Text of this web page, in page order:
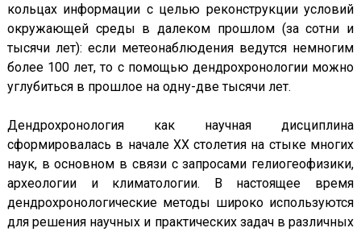
кольцах информации с целью реконструкции условий
окружающей среды в далеком прошлом (за сотни и
тысячи лет): если метеонаблюдения ведутся немногим
более 100 лет, то с помощью дендрохронологии можно
углубиться в прошлое на одну-две тысячи лет.
Дендрохронология как научная дисциплина
сформировалась в начале XX столетия на стыке многих
наук, в основном в связи с запросами гелиогеофизики,
археологии и климатологии. В настоящее время
дендрохронологические методы широко используются
для решения научных и практических задач в различных